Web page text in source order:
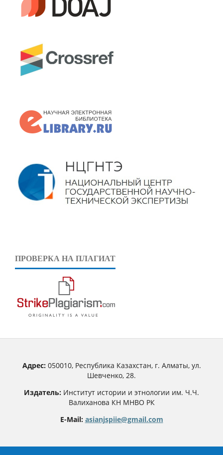
ПРОВЕРКА НА ПЛАГИАТ
Адрес:050010, Республика Казахстан, г. Алматы, ул.
Шевченко, 28.
Издатель: Институт истории и этнологии им. Ч.Ч.
Валиханова КН МНВО РК
E-Mail: asianjspiie@gmail.com